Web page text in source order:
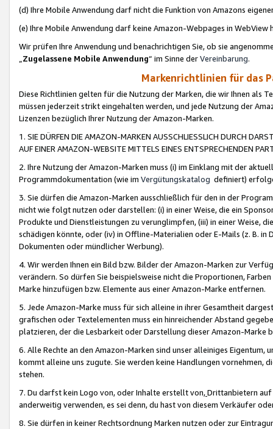
(d) Ihre Mobile Anwendung darf nicht die Funktion von Amazons
(e) Ihre Mobile Anwendung darf keine Amazon-Webpages in WebView
Wir prüfen Ihre Anwendung und benachrichtigen Sie, ob sie
„Zugelassene Mobile Anwendung“ im Sinne derVereinbarung.
Markenrichtlinien für das
Diese Richtlinien gelten für die Nutzung der Marken, die wir Ihnen als
müssen jederzeit strikt eingehalten werden, und jede Nutzung der
Lizenzen bezüglich Ihrer Nutzung der Amazon-Marken.
1. SIE DÜRFEN DIE AMAZON-MARKEN AUSSCHLIESSLICH DURCH
AUF EINER AMAZON-WEBSITE MITTELS EINES ENTSPRECHENDEN
2. Ihre Nutzung der Amazon-Marken muss (i) im Einklang mit der
Programmdokumentation (wie im Vergütungskatalog definiert)
3. Sie dürfen die Amazon-Marken ausschließlich für den in der
nicht wie folgt nutzen oder darstellen: (i) in einer Weise, die ein
Produkte und Dienstleistungen zu verunglimpfen, (iii) in einer Weise,
schädigen könnte, oder (iv) in Offline-Materialien oder E-Mails (z. B. in
Dokumenten oder mündlicher Werbung).
4. Wir werden Ihnen ein Bild bzw. Bilder der Amazon-Marken zur
verändern. So dürfen Sie beispielsweise nicht die Proportionen,
Marke hinzufügen bzw. Elemente aus einer Amazon-Marke entfernen.
5. Jede Amazon-Marke muss für sich alleine in ihrer Gesamtheit
grafischen oder Textelementen muss ein hinreichender Abstand
platzieren, der die Lesbarkeit oder Darstellung dieser Amazon-Marke
6. Alle Rechte an den Amazon-Marken sind unser alleiniges
kommt alleine uns zugute. Sie werden keine Handlungen vornehmen,
stehen.
7. Du darfst kein Logo von, oder Inhalte erstellt von,Drittanbietern auf
anderweitig verwenden, es sei denn, du hast von diesem Verkäufer
8. Sie dürfen in keiner Rechtsordnung Marken nutzen oder zur